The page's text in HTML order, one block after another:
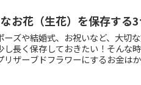
お花（生花）を保存する
ーズや結婚式、お祝いなど、大切
し長く保存しておきたい！そんな
リザーブドフラワーにするお金は